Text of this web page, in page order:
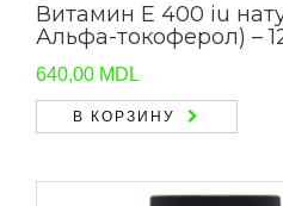
Витамин Е 400 iu
Альфа-токоферол) –
640,00 MDL
В КОРЗИНУ